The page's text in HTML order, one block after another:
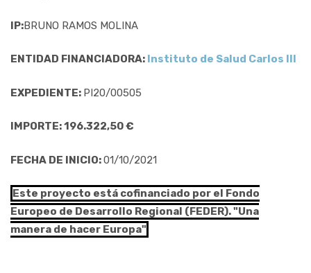
IP:BRUNO RAMOS MOLINA
ENTIDAD FINANCIADORA: Instituto de Salud Carlos III
EXPEDIENTE: PI20/00505
IMPORTE: 196.322,50 €
FECHA DE INICIO:01/10/2021
Este proyecto está cofinanciado por el Fondo
Europeo de Desarrollo Regional (FEDER). "Una
manera de hacer Europa"